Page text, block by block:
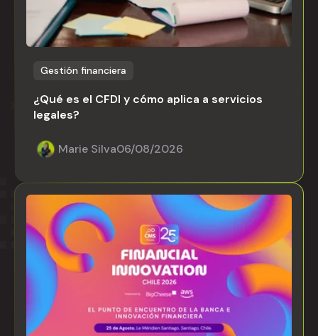
Gestión financiera
¿Qué es el CFDI y cómo aplica a servicios
legales?
Marie Silva06/08/2026